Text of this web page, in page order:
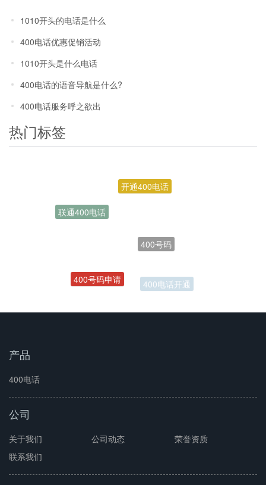
1010开头的电话是什么
400电话优惠促销活动
1010开头是什么电话
400电话的语音导航是什么?
400电话服务呼之欲出
热门标签
开通400电话
联通400电话
400号码申请
400电话开通
产品
400电话
公司
关于我们 公司动态
荣誉资质
联系我们